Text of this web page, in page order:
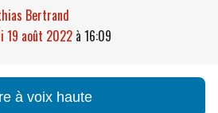
Bertrand
19 août 2022 à 16:09
à voix haute